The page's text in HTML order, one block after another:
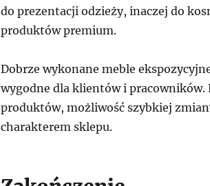
do prezentacji odzieży, inaczej do
produktów premium.
Dobrze wykonane meble
wygodne dla klientów i pracowników.
produktów, możliwość szybkiej
charakterem sklepu.